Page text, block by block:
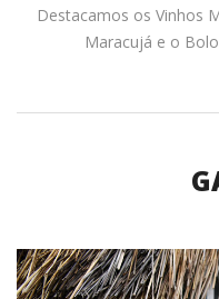
Destacamos os Vinhos
Maracujá e o